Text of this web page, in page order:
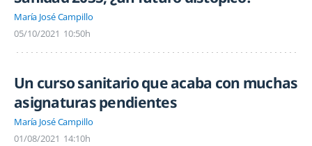
María José Campillo
05/10/2021 10:50h
Un curso sanitario que acaba con muchas
asignaturas pendientes
María José Campillo
01/08/2021 14:10h